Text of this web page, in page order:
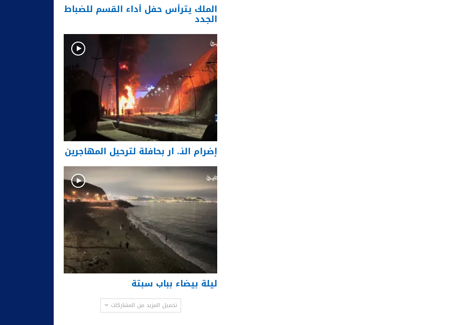
الملك يترأس حفل أداء القسم للضباط
الجدد
إضرام النـ. ار بحافلة لترحيل المهاجرين
ليلة بيضاء بباب سبتة
تحميل المزيد من المشاركات